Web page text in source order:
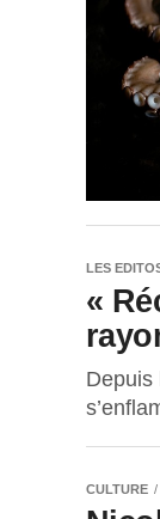
LES
«
Depuis
CULTURE